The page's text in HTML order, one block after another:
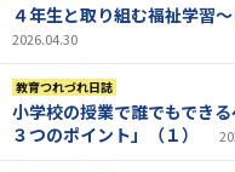
４年生と取り組む福祉学習
2026.04.30
教育つれづれ日誌
小学校の授業で誰でもでき
３つのポイント」（１）